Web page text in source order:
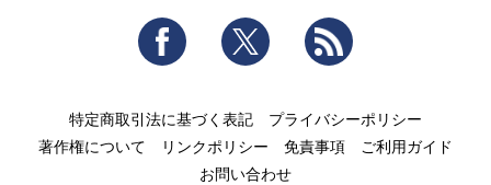
Facebook Twitter
特定商取引法に基づく表記
プライバシーポリシー
著作権について
リンクポリシー 免責事項
ご利用ガイド
お問い合わせ